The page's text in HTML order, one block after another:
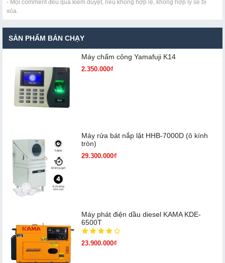
- Mọi comment đều qua kiểm duyệt, nếu không hợp lệ, không hợp lý sẽ bị
xóa.
SẢN PHẨM BÁN CHẠY
Máy chấm cô​ng Yamafuji K14
2.350.000₫
Máy rửa bát nắp lật HHB-7000D (ô kính
tròn)
29.300.000₫
Máy phát điện dầu diesel KAMA KDE-
6500T
23.900.000₫